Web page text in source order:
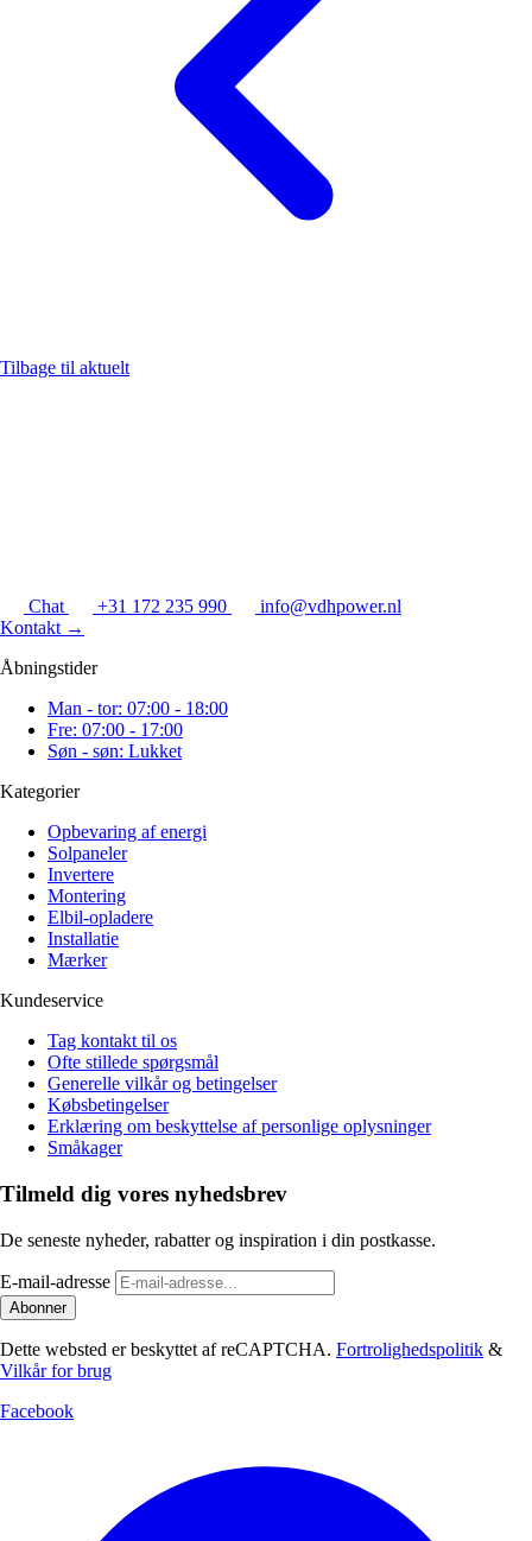
Tilbage til aktuelt
Chat +31 172 235 990
info@vdhpower.nl
Kontakt →
Åbningstider
Man - tor: 07:00 - 18:00
Fre: 07:00 - 17:00
Søn - søn: Lukket
Kategorier
Opbevaring af energi
Solpaneler
Invertere
Montering
Elbil-opladere
Installatie
Mærker
Kundeservice
Tag kontakt til os
Ofte stillede spørgsmål
Generelle vilkår og betingelser
Købsbetingelser
Erklæring om beskyttelse af personlige oplysninger
Småkager
Tilmeld dig vores nyhedsbrev
De seneste nyheder, rabatter og inspiration i din postkasse.
E-mail-adresse
Abonner
Dette websted er beskyttet af reCAPTCHA. Fortrolighedspolitik &
Vilkår for brug
Facebook